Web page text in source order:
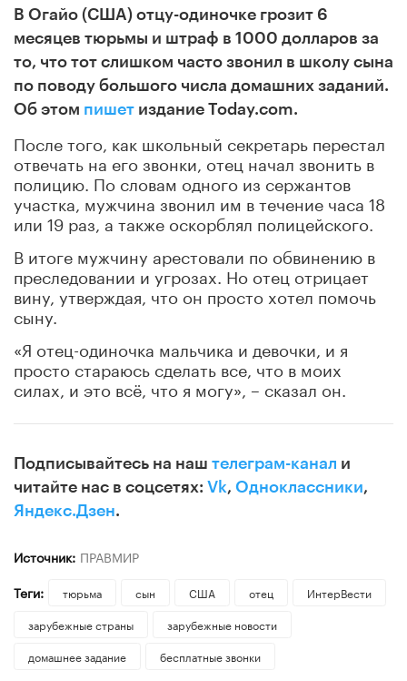
В Огайо (США) отцу-одиночке грозит 6
месяцев тюрьмы и штраф в 1000 долларов за
то, что тот слишком часто звонил в школу сына
по поводу большого числа домашних заданий.
Об этом пишет издание Today.com.
После того, как школьный секретарь перестал
отвечать на его звонки, отец начал звонить в
полицию. По словам одного из сержантов
участка, мужчина звонил им в течение часа 18
или 19 раз, а также оскорблял полицейского.
В итоге мужчину арестовали по обвинению в
преследовании и угрозах. Но отец отрицает
вину, утверждая, что он просто хотел помочь
сыну.
«Я отец-одиночка мальчика и девочки, и я
просто стараюсь сделать все, что в моих
силах, и это всё, что я могу», – сказал он.
Подписывайтесь на наш телеграм-канал и
читайте нас в соцсетях: Vk, Одноклассники,
Яндекс.Дзен.
Источник: ПРАВМИР
Теги:
тюрьма сын США отец
ИнтерВести
зарубежные страны
зарубежные новости
домашнее задание
бесплатные звонки